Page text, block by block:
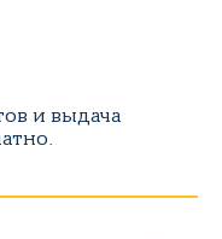
и выдача